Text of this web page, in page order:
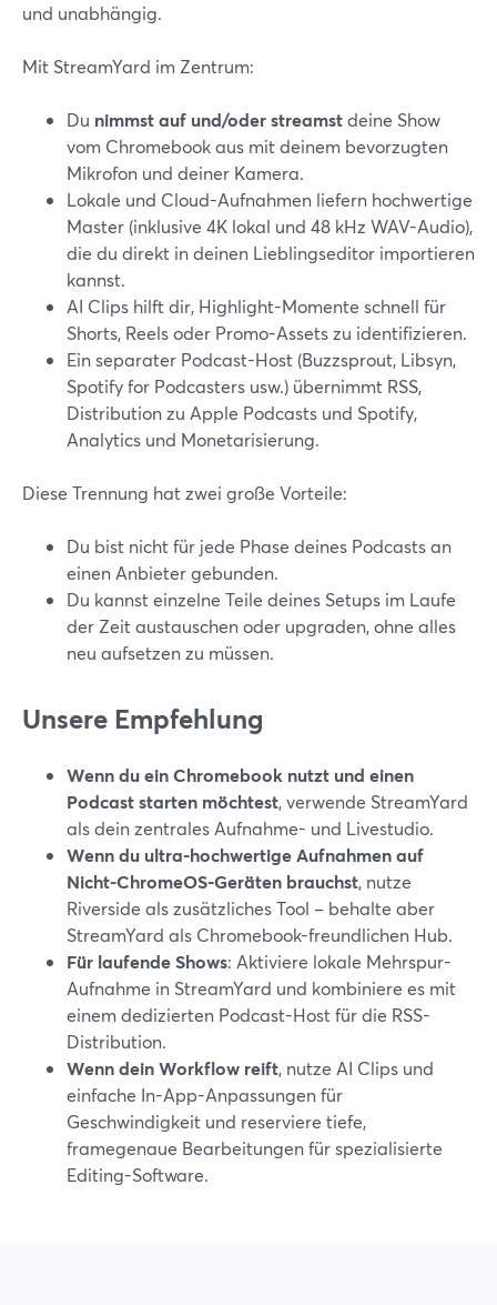
und unabhängig.
Mit StreamYard im Zentrum:
Du nimmst auf und/oder streamstdeine Show
vom Chromebook aus mit deinem bevorzugten
Mikrofon und deiner Kamera.
Lokale und Cloud-Aufnahmen liefern hochwertige
Master (inklusive 4K lokal und 48 kHz WAV-Audio),
die du direkt in deinen Lieblingseditor importieren
kannst.
AI Clips hilft dir, Highlight-Momente schnell für
Shorts, Reels oder Promo-Assets zu identifizieren.
Ein separater Podcast-Host (Buzzsprout, Libsyn,
Spotify for Podcasters usw.) übernimmt RSS,
Distribution zu Apple Podcasts und Spotify,
Analytics und Monetarisierung.
Diese Trennung hat zwei große Vorteile:
Du bist nicht für jede Phase deines Podcasts an
einen Anbieter gebunden.
Du kannst einzelne Teile deines Setups im Laufe
der Zeit austauschen oder upgraden, ohne alles
neu aufsetzen zu müssen.
Unsere Empfehlung
Wenn du ein Chromebook nutzt und einen
Podcast starten möchtest, verwende StreamYard
als dein zentrales Aufnahme- und Livestudio.
Wenn du ultra-hochwertige Aufnahmen auf
Nicht-ChromeOS-Geräten brauchst, nutze
Riverside als zusätzliches Tool – behalte aber
StreamYard als Chromebook-freundlichen Hub.
Für laufende Shows: Aktiviere lokale Mehrspur-
Aufnahme in StreamYard und kombiniere es mit
einem dedizierten Podcast-Host für die RSS-
Distribution.
Wenn dein Workflow reift, nutze AI Clips und
einfache In-App-Anpassungen für
Geschwindigkeit und reserviere tiefe,
framegenaue Bearbeitungen für spezialisierte
Editing-Software.